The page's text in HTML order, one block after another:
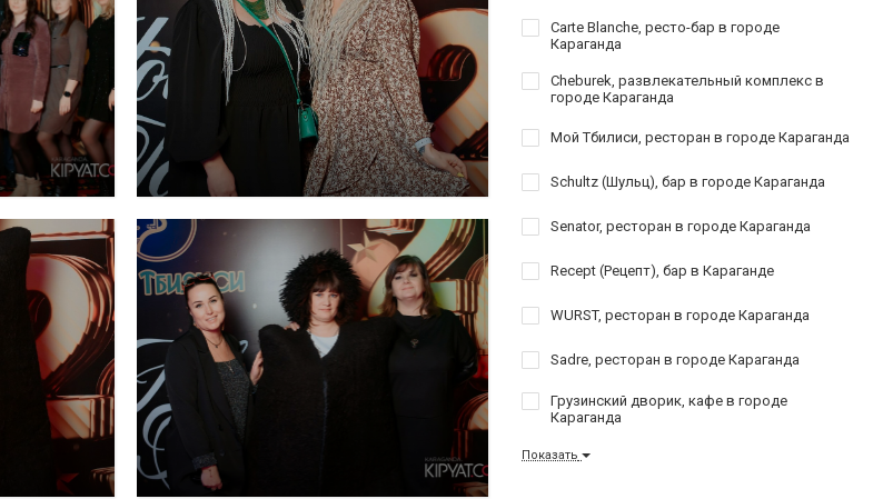
Carte Blanche, ресто-бар в городе
Караганда
Cheburek, развлекательный комплекс в
городе Караганда
Мой Тбилиси, ресторан в городе Караганда
Schultz (Шульц), бар в городе Караганда
Senator, ресторан в городе Караганда
Recept (Рецепт), бар в Караганде
WURST, ресторан в городе Караганда
Sadre, ресторан в городе Караганда
Грузинский дворик, кафе в городе
Караганда
Показать